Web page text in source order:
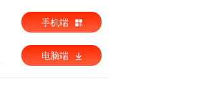
手机端
电脑端